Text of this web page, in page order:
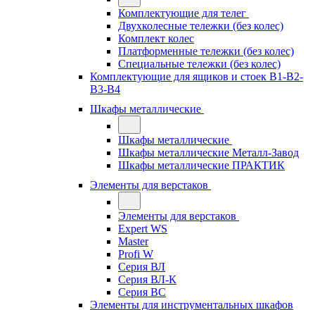
Комплектующие для телег
Двухколесные тележки (без колес)
Комплект колес
Платформенные тележки (без колес)
Специальные тележки (без колес)
Комплектующие для ящиков и стоек В1-В2-
В3-В4
Шкафы металлические
Шкафы металлические
Шкафы металлические Металл-Завод
Шкафы металлические ПРАКТИК
Элементы для верстаков
Элементы для верстаков
Expert WS
Master
Profi W
Серия ВЛ
Серия ВЛ-К
Серия ВС
Элементы для инструментальных шкафов